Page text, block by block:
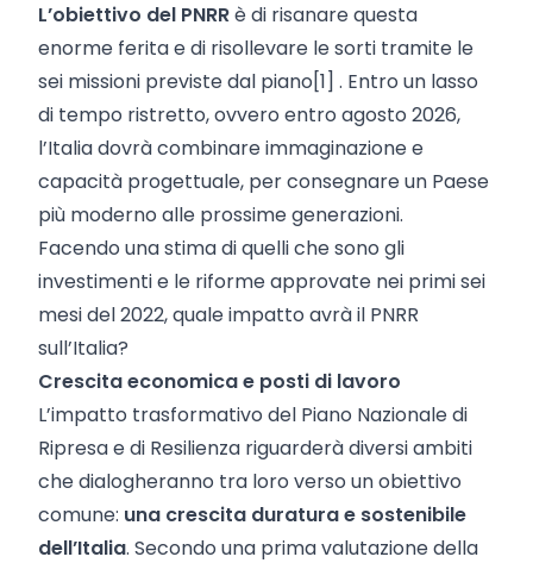
L’obiettivo del PNRRè di risanare questa
enorme ferita e di risollevare le sorti tramite le
sei missioni previste dal piano[1] . Entro un lasso
di tempo ristretto, ovvero entro agosto 2026,
l’Italia dovrà combinare immaginazione e
capacità progettuale, per consegnare un Paese
più moderno alle prossime generazioni.
Facendo una stima di quelli che sono gli
investimenti e le riforme approvate nei primi sei
mesi del 2022, quale impatto avrà il PNRR
sull’Italia?
Crescita economica e posti di lavoro
L’impatto trasformativo del Piano Nazionale di
Ripresa e di Resilienza riguarderà diversi ambiti
che dialogheranno tra loro verso un obiettivo
comune: una crescita duratura e sostenibile
dell’Italia. Secondo una prima valutazione della